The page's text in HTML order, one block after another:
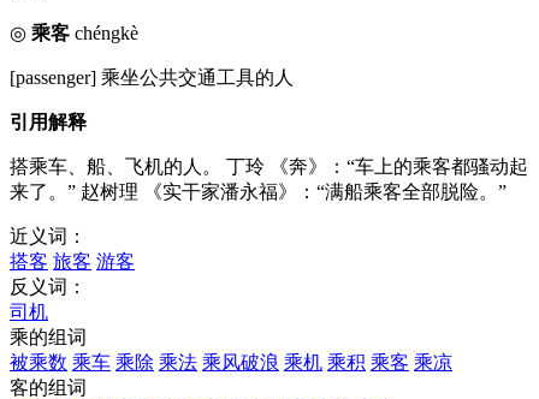
◎ 乘客 chéngkè
[passenger] 乘坐公共交通工具的人
引用解释
搭乘车、船、飞机的人。 丁玲 《奔》：“车上的乘客都骚动起
来了。” 赵树理 《实干家潘永福》：“满船乘客全部脱险。”
近义词：
搭客 旅客 游客
反义词：
司机
乘的组词
被乘数 乘车 乘除 乘法 乘风破浪 乘机 乘积 乘客 乘凉
客的组词